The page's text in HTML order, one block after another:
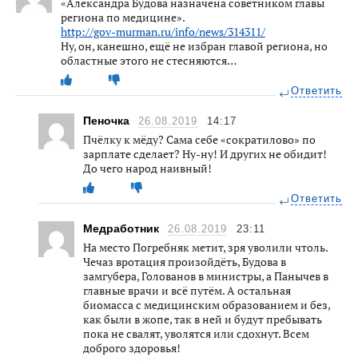
региона по медицине».
http://gov-murman.ru/info/news/314311/
Ну, он, канешно, ещё не избран главой региона, но
областные этого не стесняются…
Ответить
Пеночка 26.08.2019 14:17
Пчёлку к мёду? Сама себе «сократилово» по
зарплате сделает? Ну-ну! И других не обидит!
До чего народ наивный!
Ответить
Медработник 26.08.2019 23:11
На место Погребняк метит, зря уволили чтоль.
Чечаз вротация произойдёть, Будова в
замгубера, Голованов в министры, а Панычев в
главные врачи и всё путём. А остальная
биомасса с медицинским образованием и без,
как были в жопе, так в ней и будут пребывать
пока не свалят, уволятся или сдохнут. Всем
доброго здоровья!